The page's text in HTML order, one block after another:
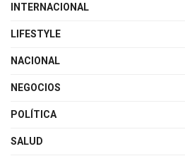
INTERNACIONAL
LIFESTYLE
NACIONAL
NEGOCIOS
POLÍTICA
SALUD